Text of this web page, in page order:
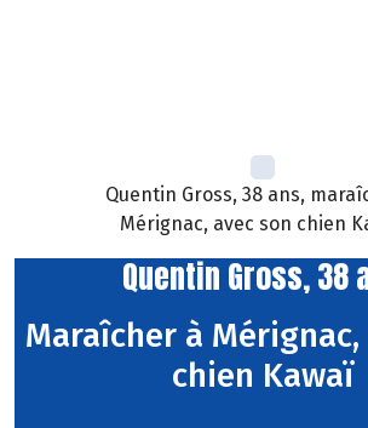
Quentin Gross, 38 ans,
Mérignac, avec son chien
Quentin Gross, 38
Maraîcher à Mérignac,
chien Kawaï